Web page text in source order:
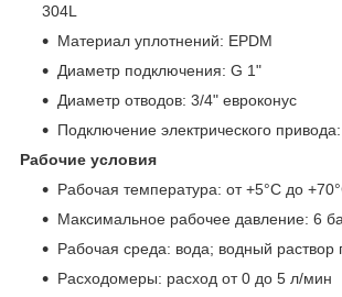
304L
Материал уплотнений: EPDM
Диаметр подключения: G 1"
Диаметр отводов: 3/4" евроконус
Подключение электрического
Рабочие условия
Рабочая температура: от +5°C до
Максимальное рабочее давление: 6
Рабочая среда: вода; водный раствор
Расходомеры: расход от 0 до 5 л/мин